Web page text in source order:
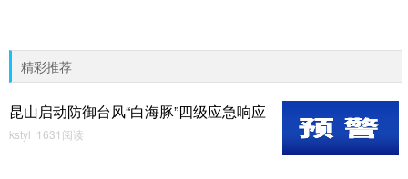
精彩推荐
昆山启动防御台风“白海豚”四级应急响应
kstyl 1631阅读